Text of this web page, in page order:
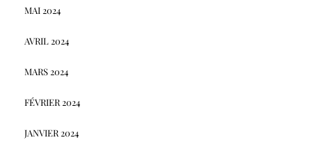
MAI 2024
AVRIL 2024
MARS 2024
FÉVRIER 2024
JANVIER 2024